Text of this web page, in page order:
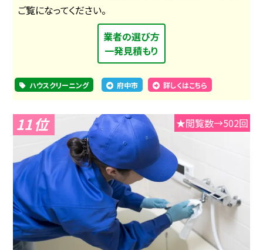
ご覧になってください。
業者の選び方
一発見積もり
ハウスクリーニング 府中市 詳しくはこちら
11 ★閲覧数→502回